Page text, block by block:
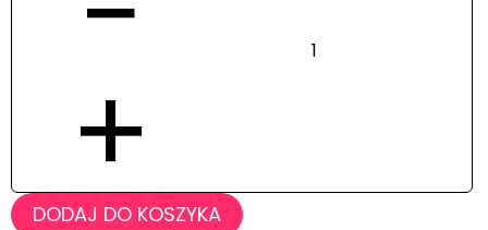
+
DODAJ DO KOSZYKA